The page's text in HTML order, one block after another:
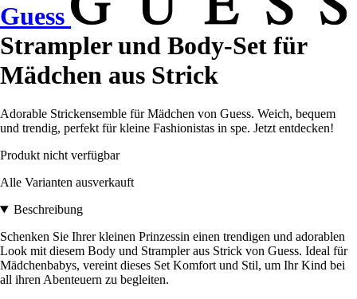
Guess
Strampler und Body-Set für
Mädchen aus Strick
Adorable Strickensemble für Mädchen von Guess. Weich, bequem
und trendig, perfekt für kleine Fashionistas in spe. Jetzt entdecken!
Produkt nicht verfügbar
Alle Varianten ausverkauft
Beschreibung
Schenken Sie Ihrer kleinen Prinzessin einen trendigen und adorablen
Look mit diesem Body und Strampler aus Strick von Guess. Ideal für
Mädchenbabys, vereint dieses Set Komfort und Stil, um Ihr Kind bei
all ihren Abenteuern zu begleiten.